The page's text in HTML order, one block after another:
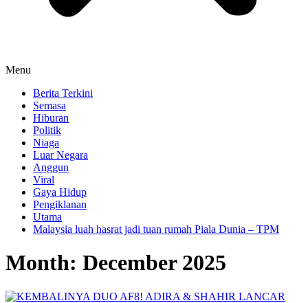
Menu
Berita Terkini
Semasa
Hiburan
Politik
Niaga
Luar Negara
Anggun
Viral
Gaya Hidup
Pengiklanan
Utama
Malaysia luah hasrat jadi tuan rumah Piala Dunia – TPM
Month: December 2025